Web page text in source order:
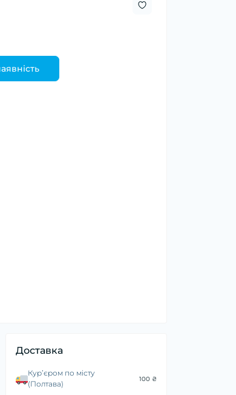
Доставка
Курʼєром по місту
(Полтава)
100 ₴